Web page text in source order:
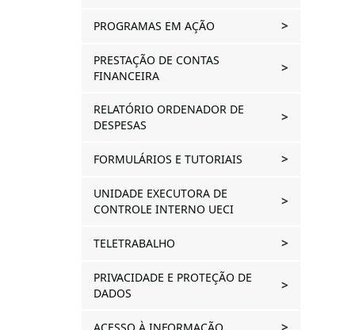
PROGRAMAS EM AÇÃO
PRESTAÇÃO DE CONTAS
FINANCEIRA
RELATÓRIO ORDENADOR DE
DESPESAS
FORMULÁRIOS E TUTORIAIS
UNIDADE EXECUTORA DE
CONTROLE INTERNO UECI
TELETRABALHO
PRIVACIDADE E PROTEÇÃO DE
DADOS